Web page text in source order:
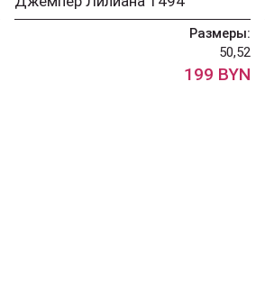
Размеры:
50,52
199 BYN